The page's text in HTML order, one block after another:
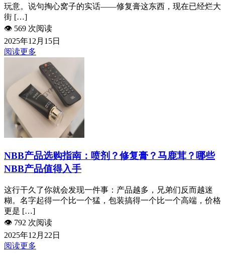
玩意。说句掏心窝子的实话——修复膏这东西，现在已经烂大
街 […]
👁️ 569 次阅读
2025年12月15日
阅读更多
NBB产品选购指南：喷剂？修复膏？马鹿茸？哪些
NBB产品值得入手
这行干久了你就会发现一件事：产品越多，兄弟们反而越迷
糊。名字起得一个比一个猛，包装搞得一个比一个高端，价格
更是 […]
👁️ 792 次阅读
2025年12月22日
阅读更多